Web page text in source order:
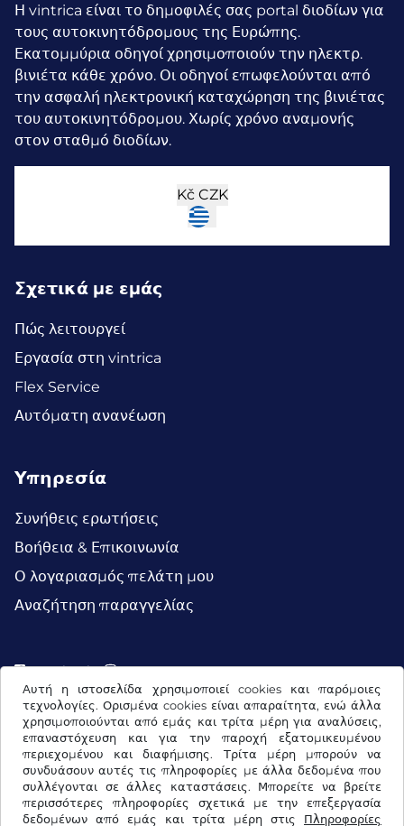
Αυτή η ιστοσελίδα χρησιμοποιεί cookies και παρόμοιες
τεχνολογίες. Ορισμένα cookies είναι απαραίτητα, ενώ άλλα
χρησιμοποιούνται από εμάς και τρίτα μέρη για αναλύσεις,
επαναστόχευση και για την παροχή εξατομικευμένου
περιεχομένου και διαφήμισης. Τρίτα μέρη μπορούν να
συνδυάσουν αυτές τις πληροφορίες με άλλα δεδομένα που
συλλέγονται σε άλλες καταστάσεις. Μπορείτε να βρείτε
περισσότερες πληροφορίες σχετικά με την επεξεργασία
δεδομένων από εμάς και τρίτα μέρη στις Πληροφορίες
Η vintrica είναι το δημοφιλές σας portal διοδίων για
τους αυτοκινητόδρομους της Ευρώπης.
Εκατομμύρια οδηγοί χρησιμοποιούν την ηλεκτρ.
βινιέτα κάθε χρόνο. Οι οδηγοί επωφελούνται από
την ασφαλή ηλεκτρονική καταχώρηση της βινιέτας
του αυτοκινητόδρομου. Χωρίς χρόνο αναμονής
στον σταθμό διοδίων.
Kč CZK
Σχετικά με εμάς
Πώς λειτουργεί
Εργασία στη vintrica
Flex Service
Αυτόματη ανανέωση
Υπηρεσία
Συνήθεις ερωτήσεις
Βοήθεια & Επικοινωνία
Ο λογαριασμός πελάτη μου
Αναζήτηση παραγγελίας
Facebook Instagram